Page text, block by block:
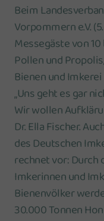
Beim
Vorpommern e.V.
Messegäste von
Pollen und
Bienen und
„Uns geht es gar
Wir wollen
Dr. Ella Fischer.
des Deutschen
rechnet vor: Durch
Imkerinnen und
Bienenvölker
30.000 Tonnen